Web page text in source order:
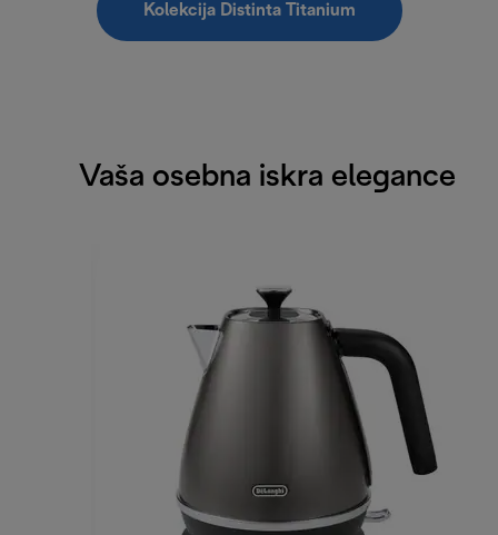
Kolekcija Distinta Titanium
Vaša osebna iskra elegance